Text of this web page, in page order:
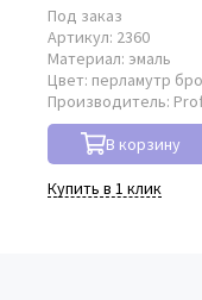
Под заказ
Артикул: 2360
Материал: эмаль
Цвет: перламутр
Производитель:
В корзину
Купить в 1 клик